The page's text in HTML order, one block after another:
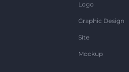
Logo
Graphic Design
Site
Mockup